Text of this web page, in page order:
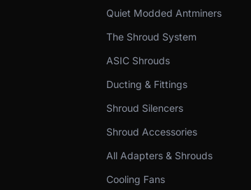
Quiet Modded Antminers
The Shroud System
ASIC Shrouds
Ducting & Fittings
Shroud Silencers
Shroud Accessories
All Adapters & Shrouds
Cooling Fans